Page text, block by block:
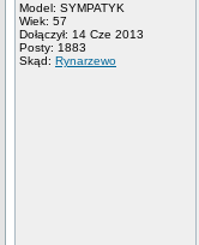
Model: SYMPATYK
Wiek: 57
Dołączył: 14 Cze 2013
Posty: 1883
Skąd: Rynarzewo